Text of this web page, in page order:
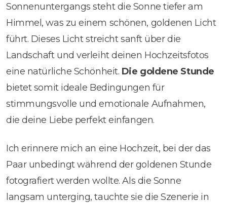
Sonnenuntergangs steht die Sonne tiefer am
Himmel, was zu einem schönen, goldenen Licht
führt. Dieses Licht streicht sanft über die
Landschaft und verleiht deinen Hochzeitsfotos
eine natürliche Schönheit. Die goldene Stunde
bietet somit ideale Bedingungen für
stimmungsvolle und emotionale Aufnahmen,
die deine Liebe perfekt einfangen.
Ich erinnere mich an eine Hochzeit, bei der das
Paar unbedingt während der goldenen Stunde
fotografiert werden wollte. Als die Sonne
langsam unterging, tauchte sie die Szenerie in